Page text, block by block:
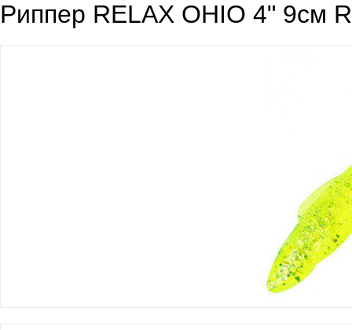
Риппер RELAX OHIO 4" 9см